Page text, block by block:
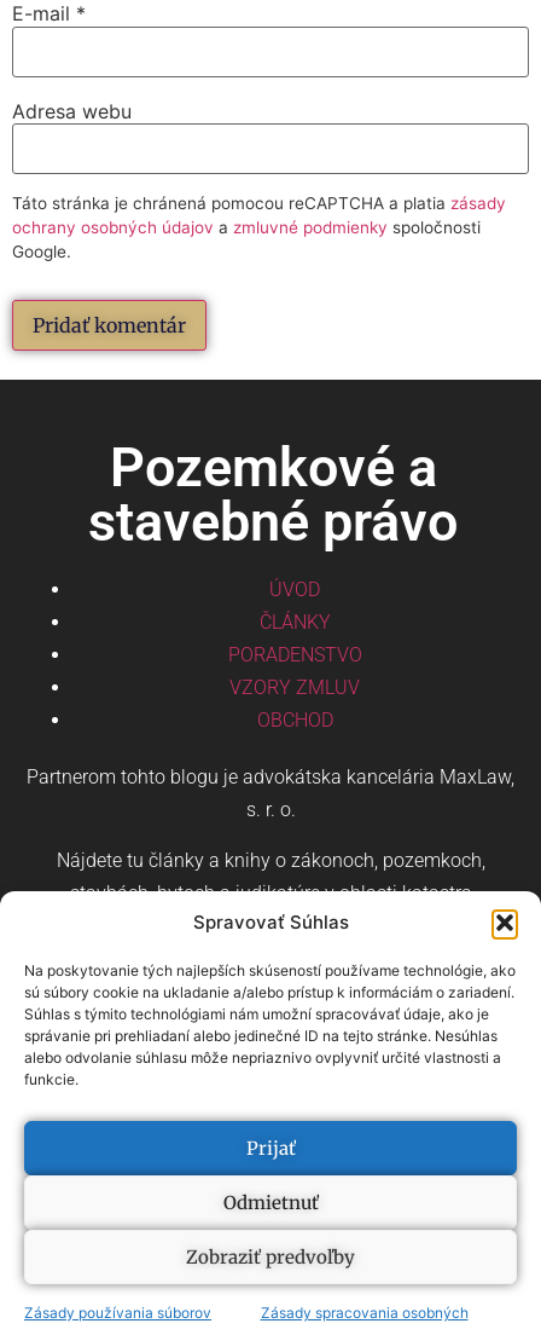
Spravovať Súhlas
Na poskytovanie tých najlepších skúseností používame technológie, ako
sú súbory cookie na ukladanie a/alebo prístup k informáciám o zariadení.
Súhlas s týmito technológiami nám umožní spracovávať údaje, ako je
správanie pri prehliadaní alebo jedinečné ID na tejto stránke. Nesúhlas
alebo odvolanie súhlasu môže nepriaznivo ovplyvniť určité vlastnosti a
funkcie.
Prijať
Odmietnuť
Zobraziť predvoľby
Zásady používania súborov
Zásady spracovania osobných
E-mail *
Adresa webu
Táto stránka je chránená pomocou reCAPTCHA a platia zásady
ochrany osobných údajov a zmluvné podmienky spoločnosti
Google.
Pozemkové a
stavebné právo
ÚVOD
ČLÁNKY
PORADENSTVO
VZORY ZMLUV
OBCHOD
Partnerom tohto blogu je advokátska kancelária MaxLaw,
s. r. o.
Nájdete tu články a knihy o zákonoch, pozemkoch,
stavbách, bytoch a judikatúre v oblasti katastra
nehnuteľností a stavebného práva.
Angličtina Nemčina
prehľad pojmov–prehľad kategórií
2022, ONDREJ HALAMA
WEBOVÉ STRÁNKY NA MIERU OD VERTECO.DIGITAL